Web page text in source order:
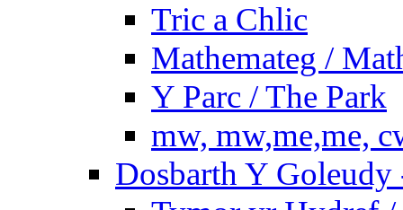
Tric a Chlic
Mathemateg /
Y Parc / The Park
mw, mw,me,me,
Dosbarth Y